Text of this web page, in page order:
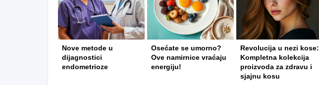
Nove metode u
dijagnostici
endometrioze
Osećate se umorno?
Ove namirnice vraćaju
energiju!
Revolucija u nezi kose:
Kompletna kolekcija
proizvoda za zdravu i
sjajnu kosu